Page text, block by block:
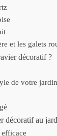
et les galets
décoratif ?
de votre jardin
décoratif au